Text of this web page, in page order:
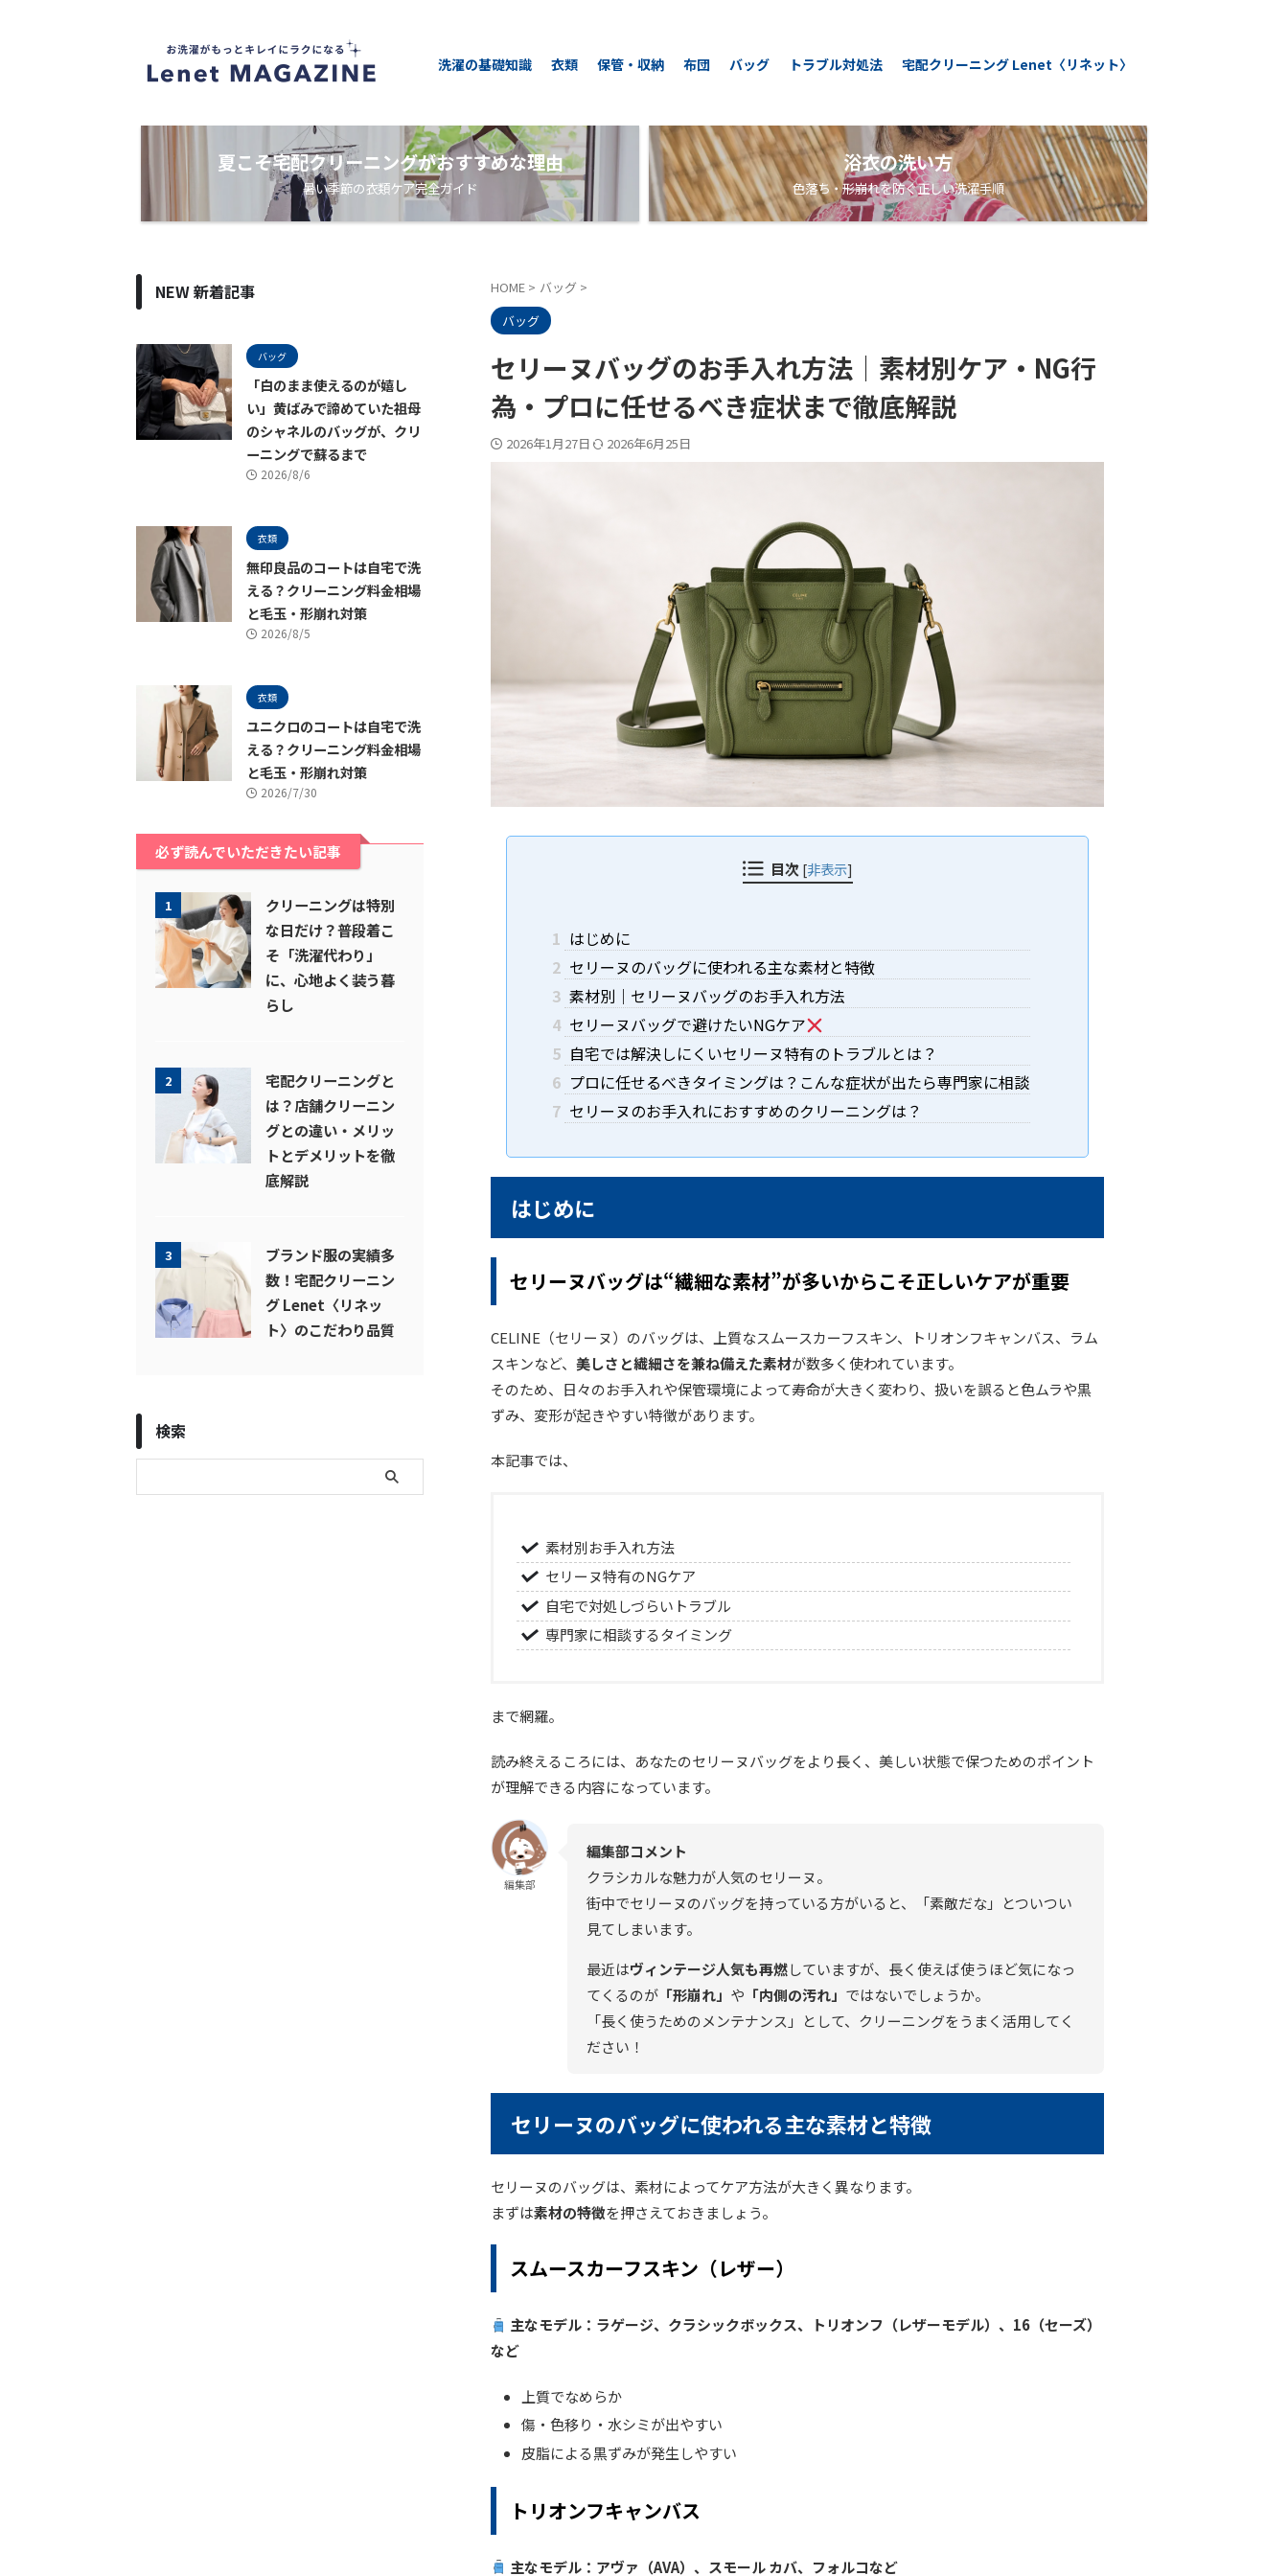
類
ケ
洗
ウ
ハ
ウ
メ
洗濯の基礎知識 衣類 保管・収納 布団 バッグ トラブル対処法 宅配クリーニング Lenet〈リネット〉
夏こそ宅配クリーニングがおすすめな理由
暑い季節の衣類ケア完全ガイド
浴衣の洗い方
色落ち・形崩れを防ぐ正しい洗濯手順
HOME > バッグ >
バッグ
セリーヌバッグのお手入れ方法｜素材別ケア・NG行
為・プロに任せるべき症状まで徹底解説
2026年1月27日 2026年6月25日
目次 [非表示]
1 はじめに
2 セリーヌのバッグに使われる主な素材と特徴
3 素材別｜セリーヌバッグのお手入れ方法
4 セリーヌバッグで避けたいNGケア
5 自宅では解決しにくいセリーヌ特有のトラブルとは？
6 プロに任せるべきタイミングは？こんな症状が出たら専門家に相談
7 セリーヌのお手入れにおすすめのクリーニングは？
はじめに
セリーヌバッグは“繊細な素材”が多いからこそ正しいケアが重要
CELINE（セリーヌ）のバッグは、上質なスムースカーフスキン、トリオンフキャンバス、ラム
スキンなど、 美しさと繊細さを兼ね備えた素材が数多く使われています。
そのため、日々のお手入れや保管環境によって寿命が大きく変わり、扱いを誤ると色ムラや黒
ずみ、変形が起きやすい特徴があります。
本記事では、
素材別お手入れ方法
セリーヌ特有のNGケア
自宅で対処しづらいトラブル
専門家に相談するタイミング
まで網羅。
読み終えるころには、あなたのセリーヌバッグをより長く、美しい状態で保つためのポイント
が理解できる内容になっています。
編集部
編集部コメント
クラシカルな魅力が人気のセリーヌ。
街中でセリーヌのバッグを持っている方がいると、「素敵だな」とついつい
見てしまいます。
最近はヴィンテージ人気も再燃していますが、長く使えば使うほど気になっ
てくるのが 「形崩れ」 や 「内側の汚れ」 ではないでしょうか。
「長く使うためのメンテナンス」として、クリーニングをうまく活用してく
ださい！
セリーヌのバッグに使われる主な素材と特徴
セリーヌのバッグは、素材によってケア方法が大きく異なります。
まずは素材の特徴を押さえておきましょう。
スムースカーフスキン（レザー）
主なモデル：ラゲージ、クラシックボックス、トリオンフ（レザーモデル）、16（セーズ）
など
上質でなめらか
傷・色移り・水シミが出やすい
皮脂による黒ずみが発生しやすい
トリオンフキャンバス
主なモデル：アヴァ（AVA）、スモール カバ、フォルコなど
NEW 新着記事
バッグ
「白のまま使えるのが嬉し
い」黄ばみで諦めていた祖母
のシャネルのバッグが、クリ
ーニングで蘇るまで
2026/8/6
衣類
無印良品のコートは自宅で洗
える？クリーニング料金相場
と毛玉・形崩れ対策
2026/8/5
衣類
ユニクロのコートは自宅で洗
える？クリーニング料金相場
と毛玉・形崩れ対策
2026/7/30
必ず読んでいただきたい記事
1
クリーニングは特別
な日だけ？普段着こ
そ「洗濯代わり」
に、心地よく装う暮
らし
2
宅配クリーニングと
は？店舗クリーニン
グとの違い・メリッ
トとデメリットを徹
底解説
3
ブランド服の実績多
数！宅配クリーニン
グ Lenet〈リネッ
ト〉のこだわり品質
検索